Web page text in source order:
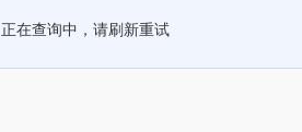
正在查询中，请刷新重试